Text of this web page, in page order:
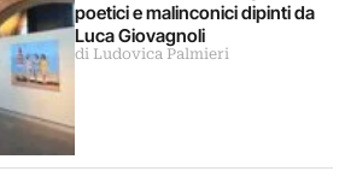
poetici e malinconici dipinti da
Luca Giovagnoli
di Ludovica Palmieri